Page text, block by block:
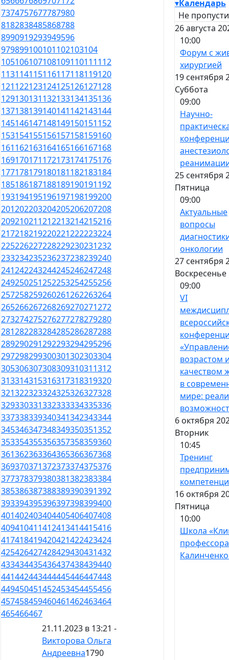
7374757677787980
8182838485868788
8990919293949596
979899100101102103104
105106107108109110111112
113114115116117118119120
121122123124125126127128
129130131132133134135136
137138139140141142143144
145146147148149150151152
153154155156157158159160
161162163164165166167168
169170171172173174175176
177178179180181182183184
185186187188189190191192
193194195196197198199200
201202203204205206207208
209210211212213214215216
217218219220221222223224
225226227228229230231232
233234235236237238239240
241242243244245246247248
249250251252253254255256
257258259260261262263264
265266267268269270271272
273274275276277278279280
281282283284285286287288
289290291292293294295296
297298299300301302303304
305306307308309310311312
313314315316317318319320
321322323324325326327328
329330331332333334335336
337338339340341342343344
345346347348349350351352
353354355356357358359360
361362363364365366367368
369370371372373374375376
377378379380381382383384
385386387388389390391392
393394395396397398399400
401402403404405406407408
409410411412413414415416
417418419420421422423424
425426427428429430431432
433434435436437438439440
441442443444445446447448
449450451452453454455456
457458459460461462463464
465466467
21.11.2023 в 13:21 -
Викторова Ольга
Андреевна1790
▾Календарь
Не
26 августа
10:00
Форум с
хирургией
19 сентября
Суббота
09:00
Научно-
25 сентября
Пятница
09:00
Актуальные
вопросы
онкологии
27 сентября
Воскресенье
09:00
VI
возрастом
качеством
в
мире:
6 октября
Вторник
10:45
Тренинг
16 октября
Пятница
10:00
Школа
профессора